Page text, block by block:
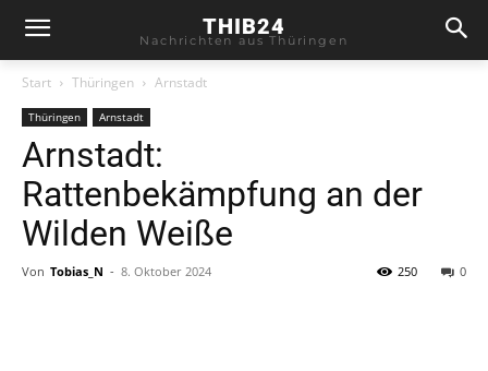
THIB24
Nachrichten aus Thüringen
Start Thüringen Arnstadt
Thüringen Arnstadt
Arnstadt:
Rattenbekämpfung an der
Wilden Weiße
Von Tobias_N - 8. Oktober 2024 0
250